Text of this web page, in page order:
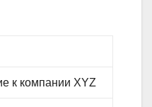
к компании XYZ